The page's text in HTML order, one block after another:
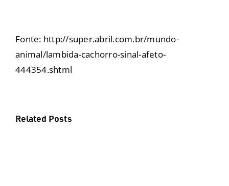
Fonte: http://super.abril.com.br/mundo-
animal/lambida-cachorro-sinal-afeto-
444354.shtml
Related Posts